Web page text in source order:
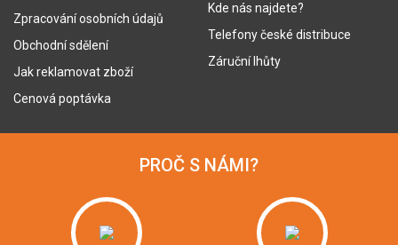
Zpracování osobních údajů
Obchodní sdělení
Jak reklamovat zboží
Cenová poptávka
Kde nás najdete?
Telefony české distribuce
Záruční lhůty
PROČ S NÁMI?